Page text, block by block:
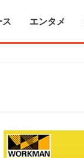
エンタメ